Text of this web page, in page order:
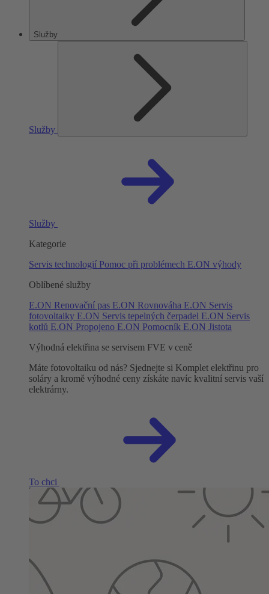
Služby
Služby
Služby
Kategorie
Servis technologií Pomoc při problémech E.ON výhody
Oblíbené služby
E.ON Renovační pas E.ON Rovnováha E.ON Servis
fotovoltaiky E.ON Servis tepelných čerpadel E.ON Servis
kotlů E.ON Propojeno E.ON Pomocník E.ON Jistota
Výhodná elektřina se servisem FVE v ceně
Máte fotovoltaiku od nás? Sjednejte si Komplet elektřinu pro
soláry a kromě výhodné ceny získáte navíc kvalitní servis vaší
elektrárny.
To chci